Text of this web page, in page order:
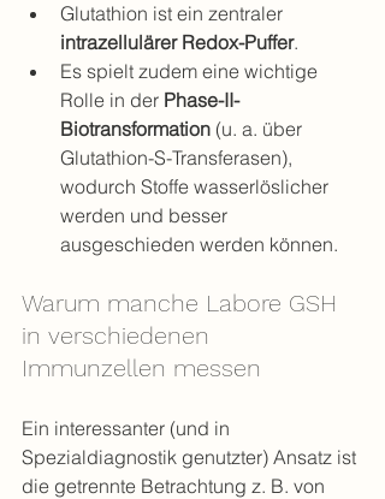
Glutathion ist ein zentraler
intrazellulärer Redox-Puffer.
Es spielt zudem eine wichtige
Rolle in der Phase-II-
Biotransformation (u. a. über
Glutathion-S-Transferasen),
wodurch Stoffe wasserlöslicher
werden und besser
ausgeschieden werden können.
Warum manche Labore GSH
in verschiedenen
Immunzellen messen
Ein interessanter (und in
Spezialdiagnostik genutzter) Ansatz ist
die getrennte Betrachtung z. B. von